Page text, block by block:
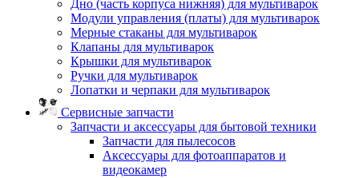
Дно (часть корпуса нижняя) для мультиварок
Модули управления (платы) для мультиварок
Мерные стаканы для мультиварок
Клапаны для мультиварок
Крышки для мультиварок
Ручки для мультиварок
Лопатки и черпаки для мультиварок
Сервисные запчасти
Запчасти и аксессуары для бытовой техники
Запчасти для пылесосов
Аксессуары для фотоаппаратов и
видеокамер